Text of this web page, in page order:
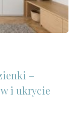
–
i ukrycie